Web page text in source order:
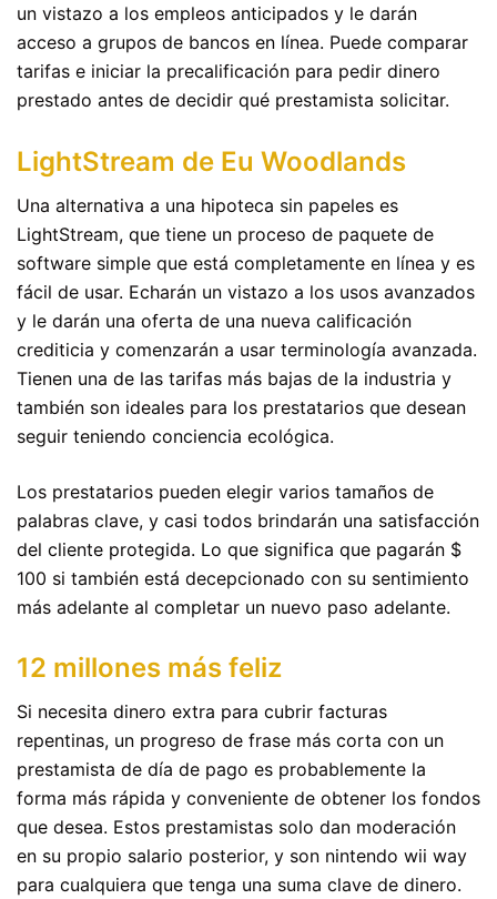
un vistazo a los empleos anticipados y le darán
acceso a grupos de bancos en línea. Puede comparar
tarifas e iniciar la precalificación para pedir dinero
prestado antes de decidir qué prestamista solicitar.
LightStream de Eu Woodlands
Una alternativa a una hipoteca sin papeles es
LightStream, que tiene un proceso de paquete de
software simple que está completamente en línea y es
fácil de usar. Echarán un vistazo a los usos avanzados
y le darán una oferta de una nueva calificación
crediticia y comenzarán a usar terminología avanzada.
Tienen una de las tarifas más bajas de la industria y
también son ideales para los prestatarios que desean
seguir teniendo conciencia ecológica.
Los prestatarios pueden elegir varios tamaños de
palabras clave, y casi todos brindarán una satisfacción
del cliente protegida. Lo que significa que pagarán $
100 si también está decepcionado con su sentimiento
más adelante al completar un nuevo paso adelante.
12 millones más feliz
Si necesita dinero extra para cubrir facturas
repentinas, un progreso de frase más corta con un
prestamista de día de pago es probablemente la
forma más rápida y conveniente de obtener los fondos
que desea. Estos prestamistas solo dan moderación
en su propio salario posterior, y son nintendo wii way
para cualquiera que tenga una suma clave de dinero.